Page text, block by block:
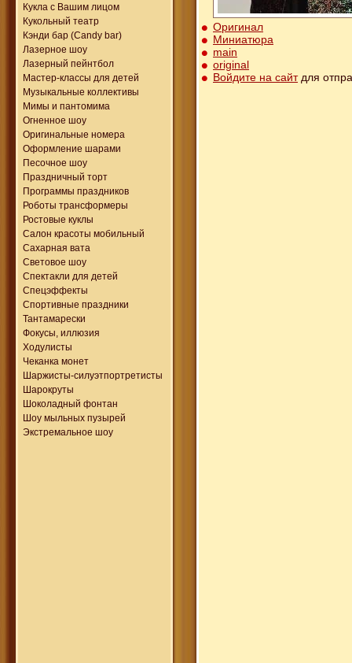
Кукла с Вашим лицом
Кукольный театр
Кэнди бар (Candy bar)
Лазерное шоу
Лазерный пейнтбол
Мастер-классы для детей
Музыкальные коллективы
Мимы и пантомима
Огненное шоу
Оригинальные номера
Оформление шарами
Песочное шоу
Праздничный торт
Программы праздников
Роботы трансформеры
Ростовые куклы
Салон красоты мобильный
Сахарная вата
Световое шоу
Спектакли для детей
Спецэффекты
Спортивные праздники
Тантамарески
Фокусы, иллюзия
Ходулисты
Чеканка монет
Шаржисты-силуэтпортретисты
Шарокруты
Шоколадный фонтан
Шоу мыльных пузырей
Экстремальное шоу
Оригинал
Миниатюра
main
original
Войдите на сайтдля